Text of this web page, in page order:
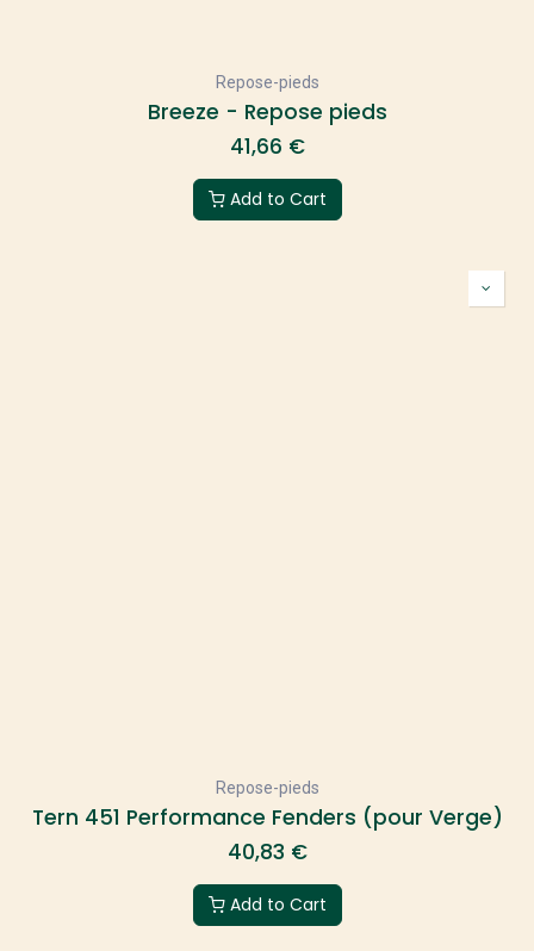
Repose-pieds
Breeze - Repose pieds
41,66 €
Add to Cart
Repose-pieds
Tern 451 Performance Fenders (pour Verge)
40,83 €
Add to Cart